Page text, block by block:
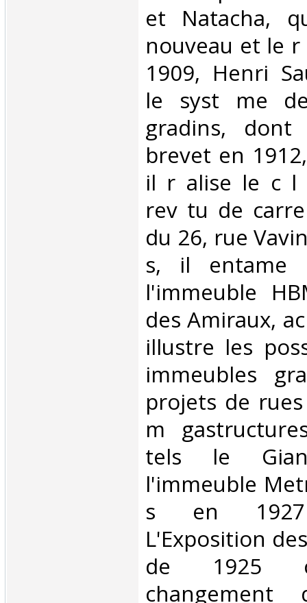
et Natacha,
nouveau et le r
1909, Henri
le syst me
gradins,
brevet en
il r alise le c l
rev tu de
du 26, rue
s, il entame
l'immeuble
des Amiraux,
illustre les
immeubles
projets de
m
tels le
l'immeuble
s en
L'Exposition
de 1925